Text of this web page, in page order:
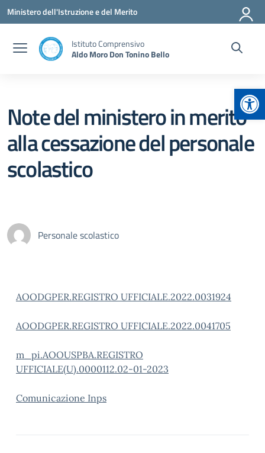
Vai ai contenuti
Vai al menu di navigazione
Vai al footer
Ministero dell'Istruzione e del Merito
Istituto Comprensivo
Aldo Moro Don Tonino Bello
Note del ministero in merito
alla cessazione del personale
scolastico
Personale scolastico
AOODGPER.REGISTRO UFFICIALE.2022.0031924
AOODGPER.REGISTRO UFFICIALE.2022.0041705
m_pi.AOOUSPBA.REGISTRO
UFFICIALE(U).0000112.02-01-2023
Comunicazione Inps